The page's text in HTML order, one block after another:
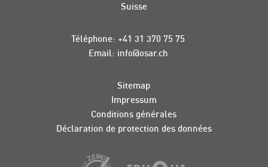
Suisse
Téléphone: +41 31 370 75 75
Email: info@osar.ch
Sitemap
Impressum
Conditions générales
Déclaration de protection des données